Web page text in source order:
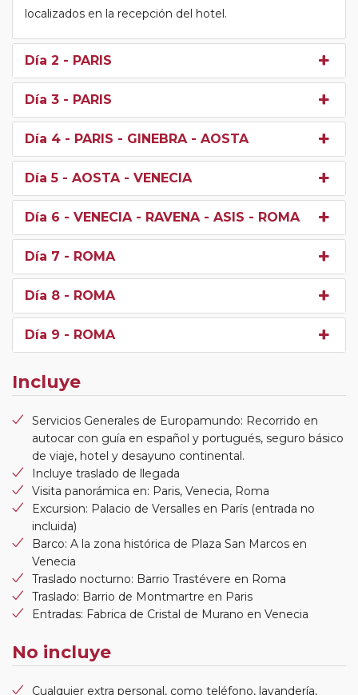
localizados en la recepción del hotel.
Día 2 - PARIS
Día 3 - PARIS
Día 4 - PARIS - GINEBRA - AOSTA
Día 5 - AOSTA - VENECIA
Día 6 - VENECIA - RAVENA - ASIS - ROMA
Día 7 - ROMA
Día 8 - ROMA
Día 9 - ROMA
Incluye
Servicios Generales de Europamundo: Recorrido en
autocar con guía en español y portugués, seguro básico
de viaje, hotel y desayuno continental.
Incluye traslado de llegada
Visita panorámica en: Paris, Venecia, Roma
Excursion: Palacio de Versalles en París (entrada no
incluida)
Barco: A la zona histórica de Plaza San Marcos en
Venecia
Traslado nocturno: Barrio Trastévere en Roma
Traslado: Barrio de Montmartre en Paris
Entradas: Fabrica de Cristal de Murano en Venecia
No incluye
Cualquier extra personal, como teléfono, lavandería,